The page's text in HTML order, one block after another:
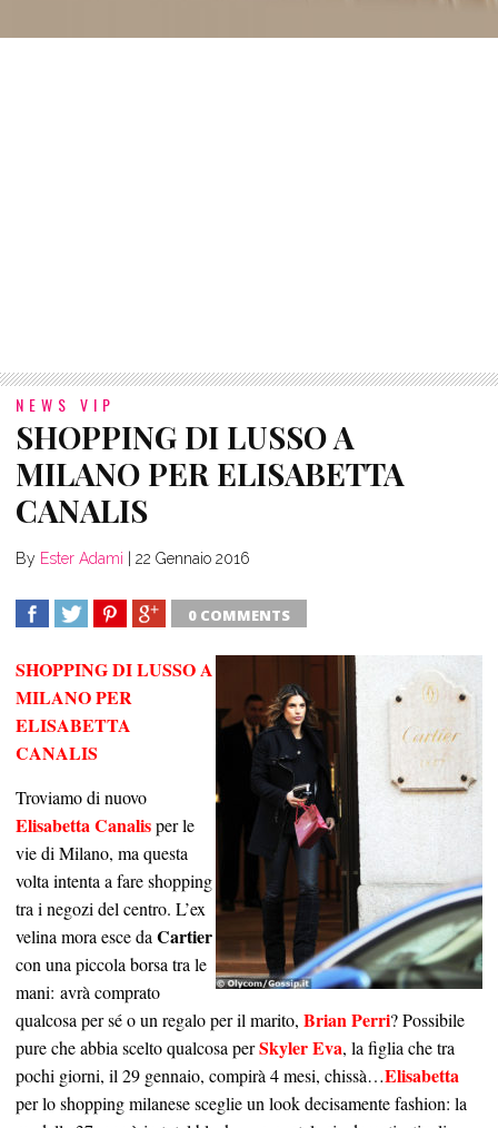
NEWS VIP
SHOPPING DI LUSSO A
MILANO PER ELISABETTA
CANALIS
By Ester Adami 22 Gennaio 2016
0 COMMENTS
SHOPPING DI LUSSO A
MILANO PER
ELISABETTA
CANALIS
Troviamo di nuovo
Elisabetta Canalisper le
vie di Milano, ma questa
volta intenta a fare shopping
tra i negozi del centro. L’ex
velina mora esce daCartier
con una piccola borsa tra le
mani: avrà comprato
qualcosa per sé o un regalo per il marito, Brian Perri? Possibile
pure che abbia scelto qualcosa perSkyler Eva, la figlia che tra
pochi giorni, il 29 gennaio, compirà 4 mesi, chissà…Elisabetta
per lo shopping milanese sceglie un look decisamente fashion: la